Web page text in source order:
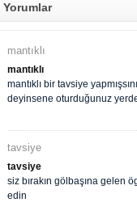
Yorumlar
mantıklı
mantıklı
mantıklı bir tavsiye
deyinsene oturduğunuz
tavsiye
tavsiye
siz bırakın gölbaşına gelen
edin